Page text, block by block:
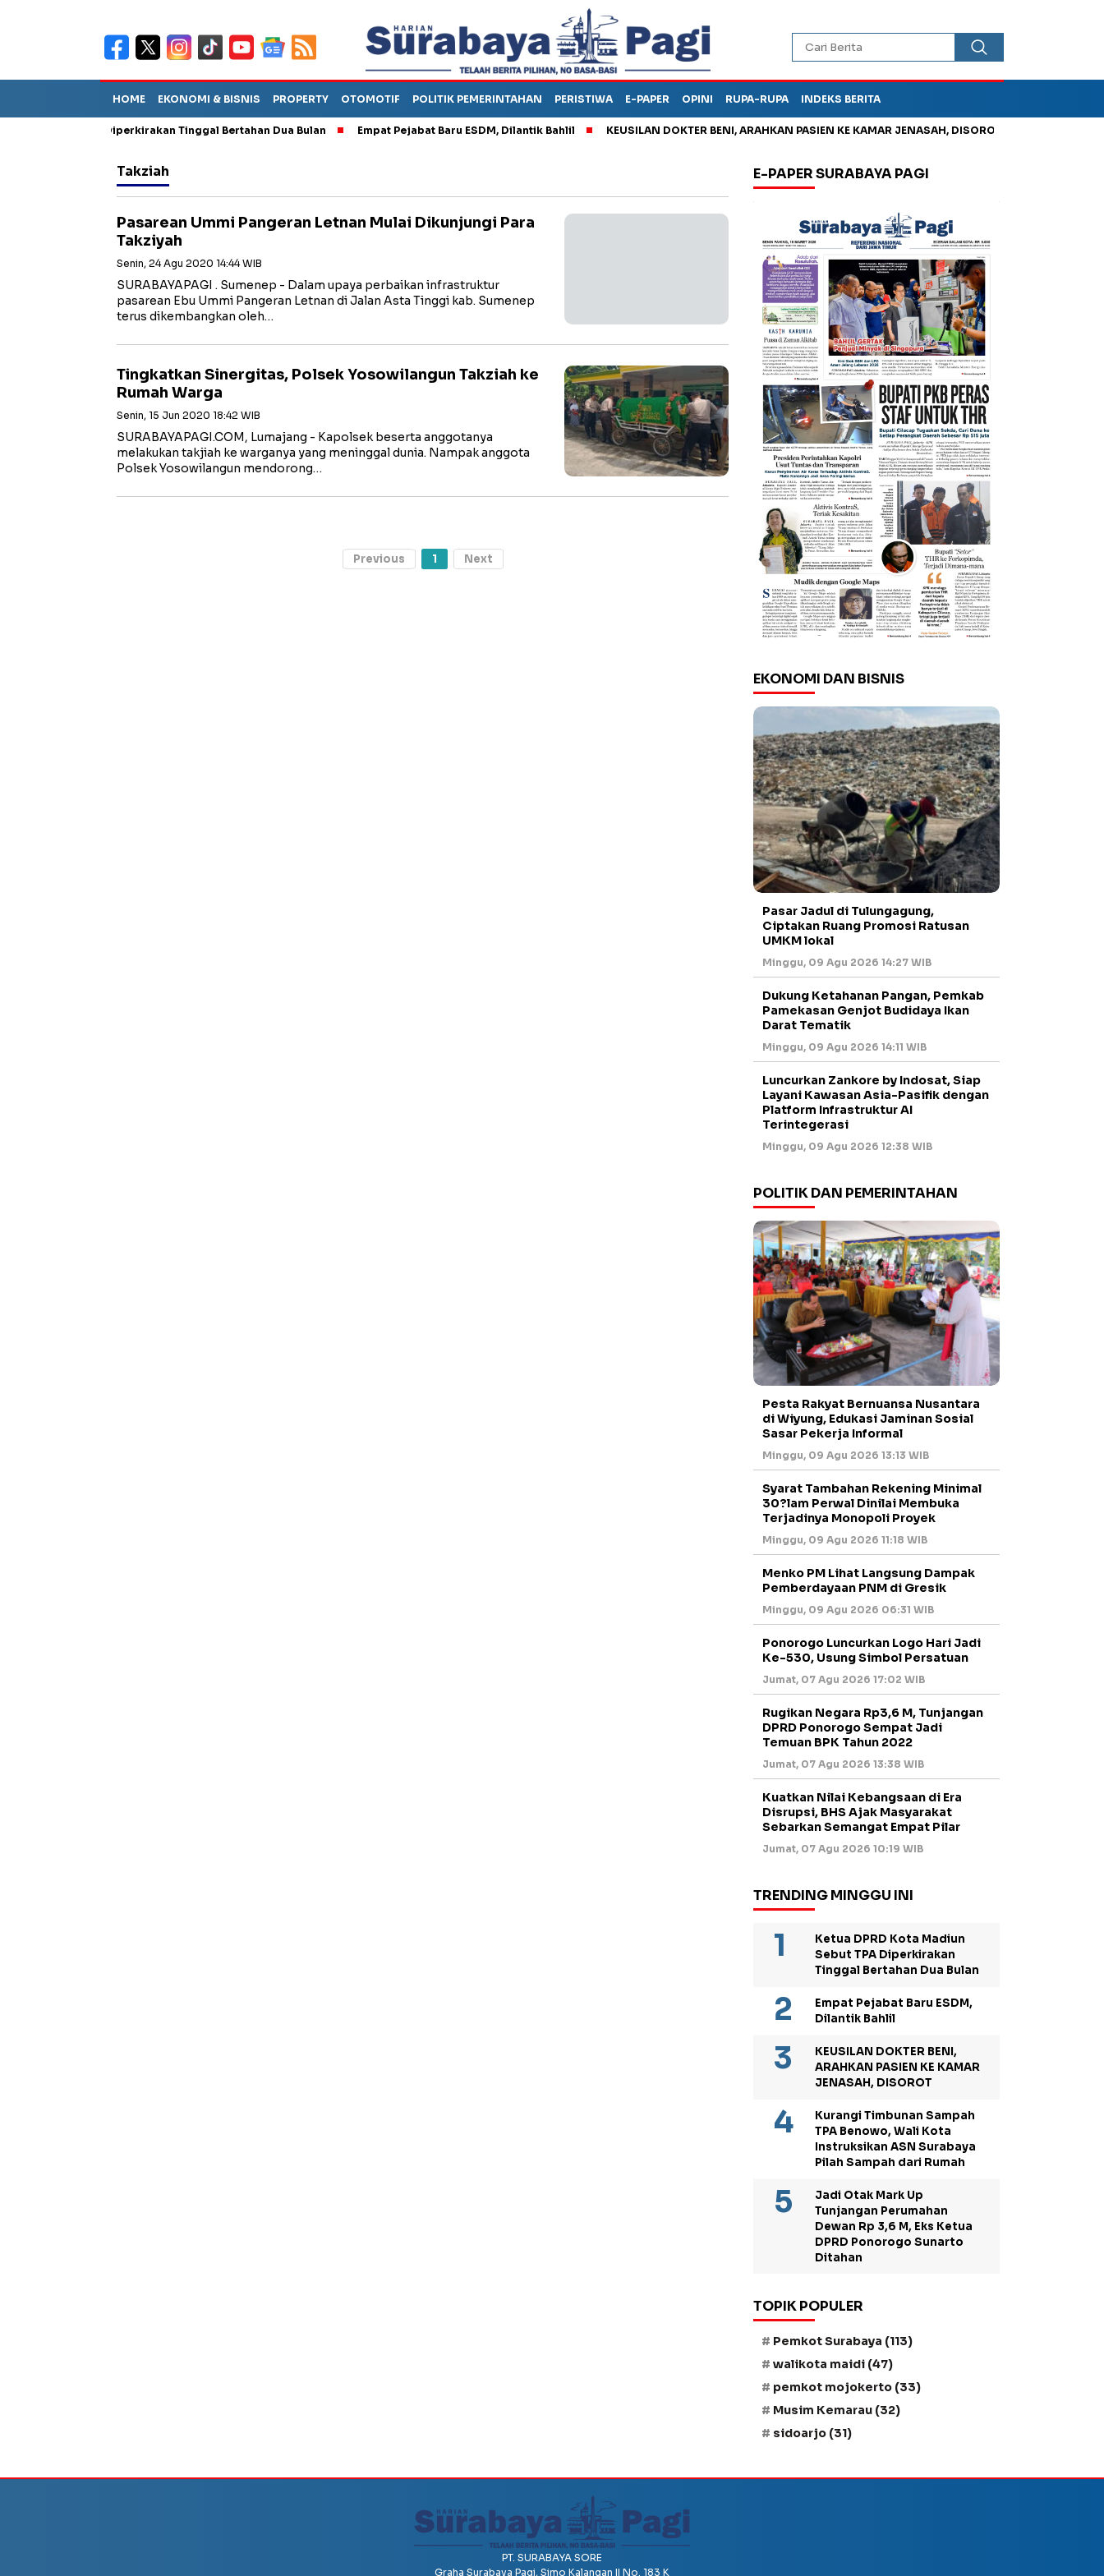
HOME EKONOMI & BISNIS PROPERTY OTOMOTIF POLITIK PEMERINTAHAN PERISTIWA E-PAPER OPINI RUPA-RUPA INDEKS BERITA
Sebut TPA Diperkirakan Tinggal Bertahan Dua Bulan Empat Pejabat Baru ESDM, Dilantik Bahlil KEUSILAN DOKTER BENI, ARAHKAN PASIEN KE KAMAR JENASAH, DISOROT
Takziah
Pasarean Ummi Pangeran Letnan Mulai Dikunjungi Para
Takziyah
Senin, 24 Agu 2020 14:44 WIB
SURABAYAPAGI . Sumenep - Dalam upaya perbaikan infrastruktur
pasarean Ebu Ummi Pangeran Letnan di Jalan Asta Tinggi kab. Sumenep
terus dikembangkan oleh…
Tingkatkan Sinergitas, Polsek Yosowilangun Takziah ke
Rumah Warga
Senin, 15 Jun 2020 18:42 WIB
SURABAYAPAGI.COM, Lumajang - Kapolsek beserta anggotanya
melakukan takjiah ke warganya yang meninggal dunia. Nampak anggota
Polsek Yosowilangun mendorong…
Previous 1 Next
E-PAPER SURABAYA PAGI
EKONOMI DAN BISNIS
Pasar Jadul di Tulungagung,
Ciptakan Ruang Promosi Ratusan
UMKM lokal
Minggu, 09 Agu 2026 14:27 WIB
Dukung Ketahanan Pangan, Pemkab
Pamekasan Genjot Budidaya Ikan
Darat Tematik
Minggu, 09 Agu 2026 14:11 WIB
Luncurkan Zankore by Indosat, Siap
Layani Kawasan Asia-Pasifik dengan
Platform Infrastruktur AI
Terintegerasi
Minggu, 09 Agu 2026 12:38 WIB
POLITIK DAN PEMERINTAHAN
Pesta Rakyat Bernuansa Nusantara
di Wiyung, Edukasi Jaminan Sosial
Sasar Pekerja Informal
Minggu, 09 Agu 2026 13:13 WIB
Syarat Tambahan Rekening Minimal
30?lam Perwal Dinilai Membuka
Terjadinya Monopoli Proyek
Minggu, 09 Agu 2026 11:18 WIB
Menko PM Lihat Langsung Dampak
Pemberdayaan PNM di Gresik
Minggu, 09 Agu 2026 06:31 WIB
Ponorogo Luncurkan Logo Hari Jadi
Ke-530, Usung Simbol Persatuan
Jumat, 07 Agu 2026 17:02 WIB
Rugikan Negara Rp3,6 M, Tunjangan
DPRD Ponorogo Sempat Jadi
Temuan BPK Tahun 2022
Jumat, 07 Agu 2026 13:38 WIB
Kuatkan Nilai Kebangsaan di Era
Disrupsi, BHS Ajak Masyarakat
Sebarkan Semangat Empat Pilar
Jumat, 07 Agu 2026 10:19 WIB
TRENDING MINGGU INI
Ketua DPRD Kota Madiun
Sebut TPA Diperkirakan
Tinggal Bertahan Dua Bulan
Empat Pejabat Baru ESDM,
Dilantik Bahlil
KEUSILAN DOKTER BENI,
ARAHKAN PASIEN KE KAMAR
JENASAH, DISOROT
Kurangi Timbunan Sampah
TPA Benowo, Wali Kota
Instruksikan ASN Surabaya
Pilah Sampah dari Rumah
Jadi Otak Mark Up
Tunjangan Perumahan
Dewan Rp 3,6 M, Eks Ketua
DPRD Ponorogo Sunarto
Ditahan
TOPIK POPULER
Pemkot Surabaya (113)
walikota maidi (47)
pemkot mojokerto (33)
Musim Kemarau (32)
sidoarjo (31)
PT. SURABAYA SORE
Graha Surabaya Pagi, Simo Kalangan II No. 183 K